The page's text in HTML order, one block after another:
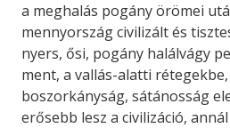
a meghalás pogány örömei
mennyország civilizált és
nyers, ősi, pogány halálvágy
ment, a vallás-alatti
boszorkányság, sátánosság
erősebb lesz a civilizáció,